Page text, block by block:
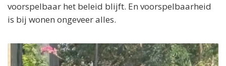
voorspelbaar het beleid blijft. En voorspelbaarheid
is bij wonen ongeveer alles.